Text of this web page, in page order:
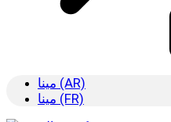
مينا (AR)
مينا (FR)